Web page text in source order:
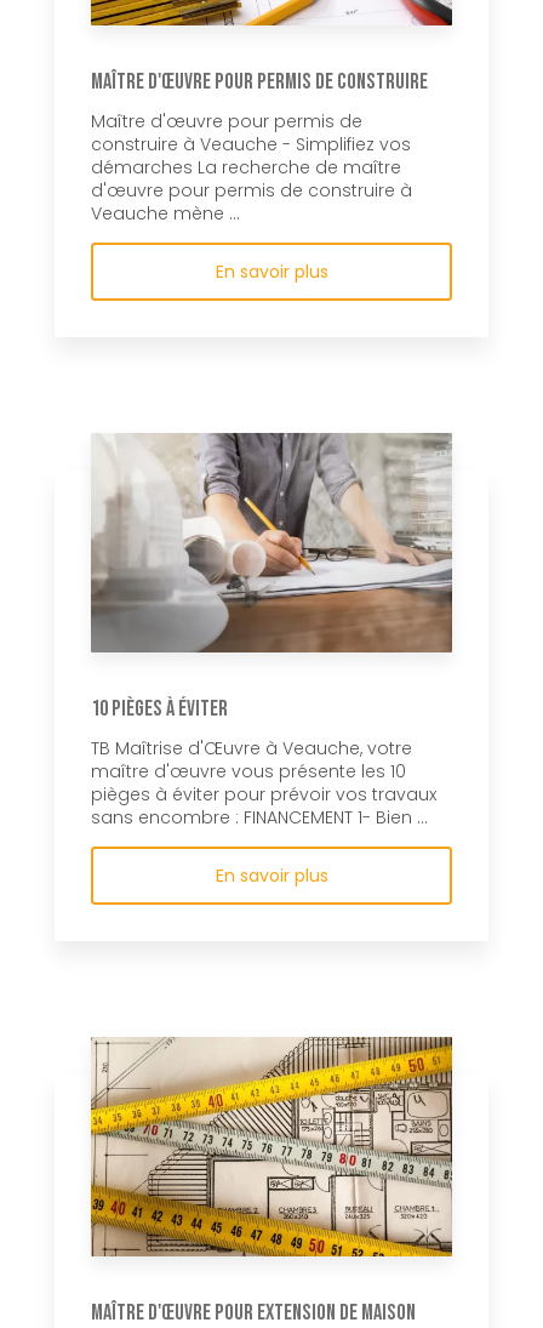
Maître d'œuvre pour permis de construire
Maître d'œuvre pour permis de
construire à Veauche - Simplifiez vos
démarches La recherche de maître
d'œuvre pour permis de construire à
Veauche mène ...
En savoir plus
10 pièges à éviter
TB Maîtrise d'Œuvre à Veauche, votre
maître d'œuvre vous présente les 10
pièges à éviter pour prévoir vos travaux
sans encombre : FINANCEMENT 1- Bien ...
En savoir plus
Maître d'œuvre pour extension de maison